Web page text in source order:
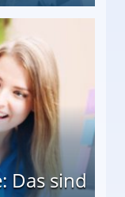
Das sind